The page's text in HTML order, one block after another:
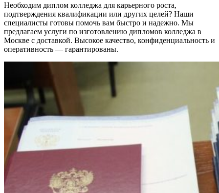
Необходим диплом колледжа для карьерного роста,
подтверждения квалификации или других целей? Наши
специалисты готовы помочь вам быстро и надежно. Мы
предлагаем услуги по изготовлению дипломов колледжа в
Москве с доставкой. Высокое качество, конфиденциальность и
оперативность — гарантированы.